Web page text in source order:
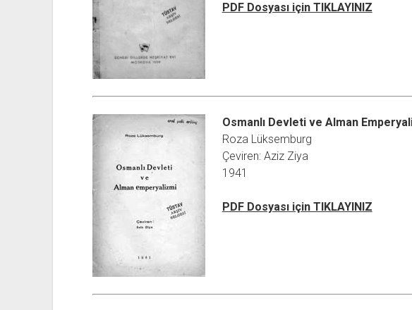
PDF Dosyası için TIKLAYINIZ
Osmanlı Devleti ve Alman
Roza Lüksemburg
Çeviren: Aziz Ziya
1941
PDF Dosyası için TIKLAYINIZ